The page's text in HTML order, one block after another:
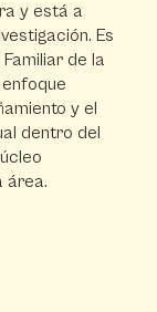
y está a
Es
de la
y el
dentro del
área.